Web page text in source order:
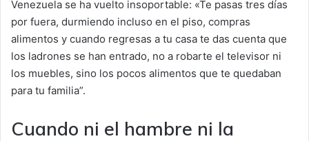
Venezuela se ha vuelto insoportable: «Te pasas tres días
por fuera, durmiendo incluso en el piso, compras
alimentos y cuando regresas a tu casa te das cuenta que
los ladrones se han entrado, no a robarte el televisor ni
los muebles, sino los pocos alimentos que te quedaban
para tu familia”.
Cuando ni el hambre ni la